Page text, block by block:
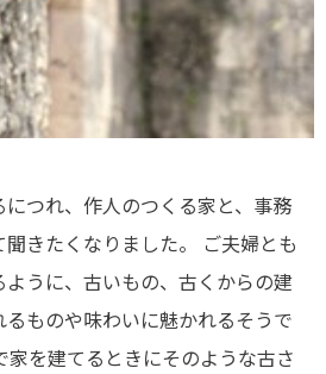
つれ、作人のつくる家と、事務
きたくなりました。
ご夫婦とも
うに、古いもの、古くからの建
ものや味わいに魅かれるそうで
家を建てるときにそのような古さ